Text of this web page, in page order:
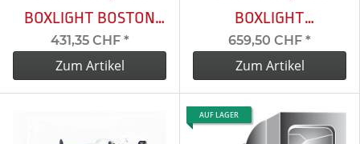
BOXLIGHT BOSTON
X40N
431,35 CHF *
Zum Artikel
BOXLIGHT
BROADVIEW
659,50 CHF *
Zum Artikel
AUF LAGER